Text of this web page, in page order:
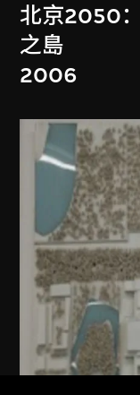
北京2050
之島
2006